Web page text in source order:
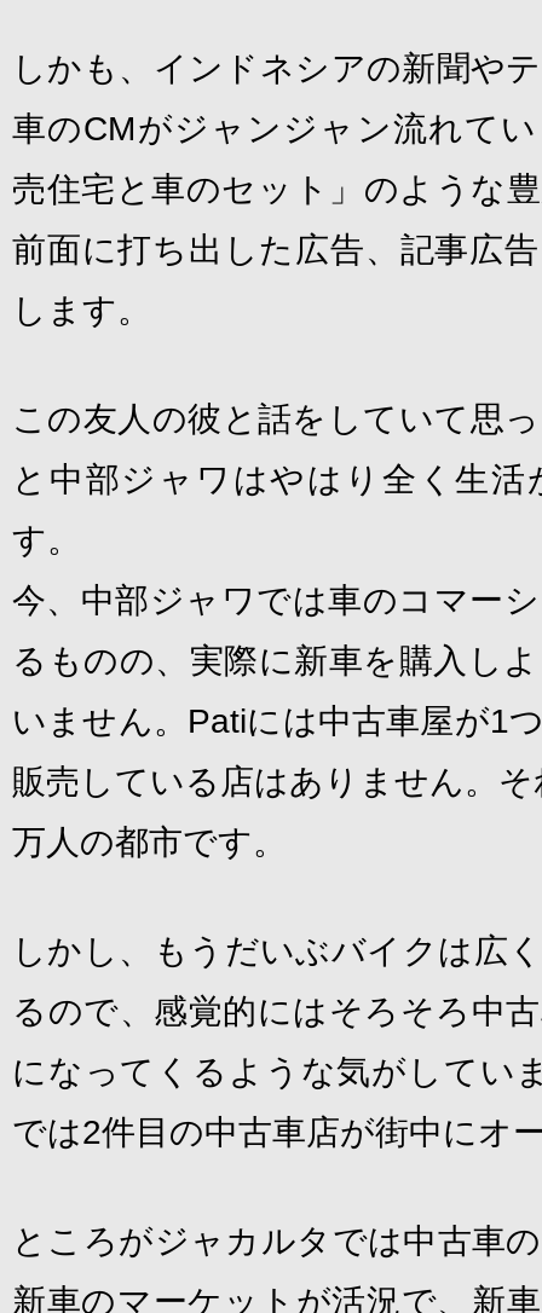
しかも、インドネシアの新聞や
車のCMがジャンジャン流れて
売住宅と車のセット」のような
前面に打ち出した広告、記事広
します。
この友人の彼と話をしていて思
と中部ジャワはやはり全く生
す。
今、中部ジャワでは車のコマー
るものの、実際に新車を購入し
いません。Patiには中古車屋が1
販売している店はありません。
万人の都市です。
しかし、もうだいぶバイクは広
るので、感覚的にはそろそろ中
になってくるような気がしてい
では2件目の中古車店が街中にオ
ところがジャカルタでは中古車
新車のマーケットが活況で、新